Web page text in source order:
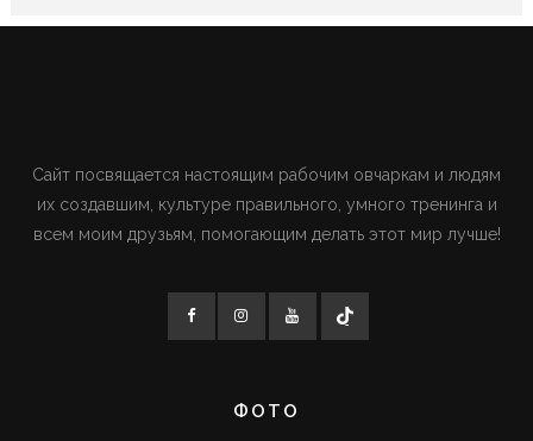
Сайт посвящается настоящим рабочим овчаркам и людям
их создавшим, культуре правильного, умного тренинга и
всем моим друзьям, помогающим делать этот мир лучше!
ФОТО